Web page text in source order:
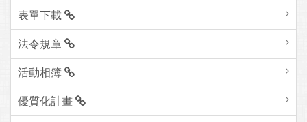
表單下載
法令規章
活動相簿
優質化計畫